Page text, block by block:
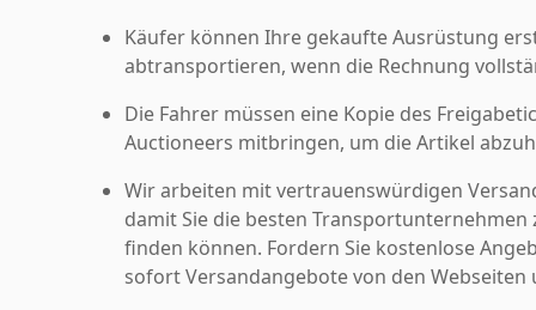
Käufer können Ihre gekaufte Ausrüstung
abtransportieren, wenn die Rechnung
Die Fahrer müssen eine Kopie des
Auctioneers mitbringen, um die Artikel
Wir arbeiten mit vertrauenswürdigen
damit Sie die besten
finden können. Fordern Sie kostenlose
sofort Versandangebote von den Webseiten